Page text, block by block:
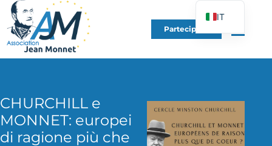
Partecipare
CHURCHILL e
MONNET: europei
di ragione più che
IT
FR
EN
PL